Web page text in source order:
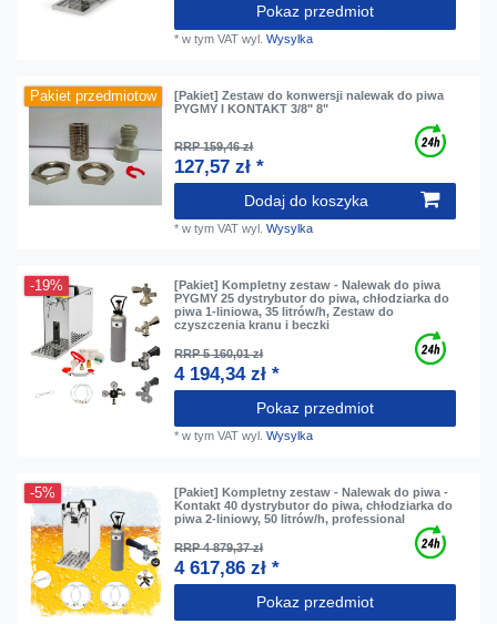
Pokaz przedmiot
*w tym VAT wyl.Wysylka
Pakiet przedmiotow
[Pakiet] Zestaw do konwersji nalewak do piwa
PYGMY I KONTAKT 3/8" 8"
RRP 159,46 zł
127,57 zł *
Dodaj do koszyka
*w tym VAT wyl.Wysylka
-19%
[Pakiet] Kompletny zestaw - Nalewak do piwa
PYGMY 25 dystrybutor do piwa, chłodziarka do
piwa 1-liniowa, 35 litrów/h, Zestaw do
czyszczenia kranu i beczki
RRP 5 160,01 zł
4 194,34 zł *
Pokaz przedmiot
*w tym VAT wyl.Wysylka
-5%
[Pakiet] Kompletny zestaw - Nalewak do piwa -
Kontakt 40 dystrybutor do piwa, chłodziarka do
piwa 2-liniowy, 50 litrów/h, professional
RRP 4 879,37 zł
4 617,86 zł *
Pokaz przedmiot